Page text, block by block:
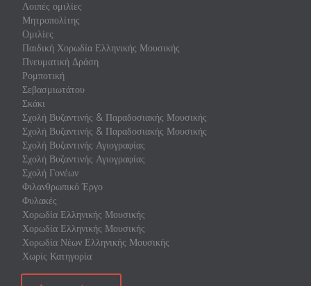
Λοιπές ομιλίες
Μητροπολίτης
Ομιλίες
Παιδική Χορωδία Ελληνικής Μουσικής
Πνευματική Δράση
Ρομποτική
Σεβασμιωτάτου
Σκάκι
Σχολή Βυζαντινής & Παραδοσιακής Μουσικής
Σχολή Βυζαντινής & Παραδοσιακής Μουσικής
Σχολή Βυζαντινής Αγιογραφίας
Σχολή Βυζαντινής Αγιογραφίας
Σχολή Γονέων
Φιλανθρωπικό Έργο
Φυλακές
Χορωδία Ελληνικής Μουσικής
Χορωδία Ελληνικής Μουσικής
Χορωδία Νέων Ελληνικής Μουσικής
Χωρίς Κατηγορία